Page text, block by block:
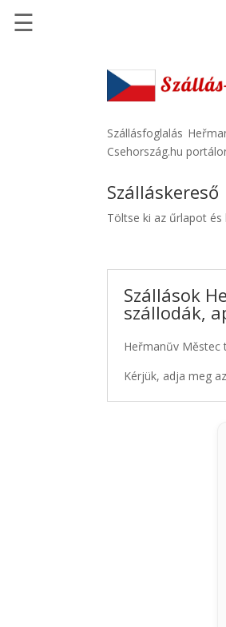
Szállásinfo.eu
pénzvisszatérítéssel
Autóbérlés
☰
Szállásfoglalás
Csehország.hu
Szálláskereső
Töltse ki az űrlapot
Szállások
szállodák,
Heřmanŭv Městec
Kérjük, adja meg